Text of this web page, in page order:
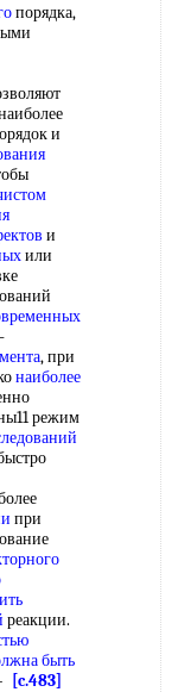
порядка,
и
и
или
, при
наиболее
режим
при
реакции.
быть
[c.483]